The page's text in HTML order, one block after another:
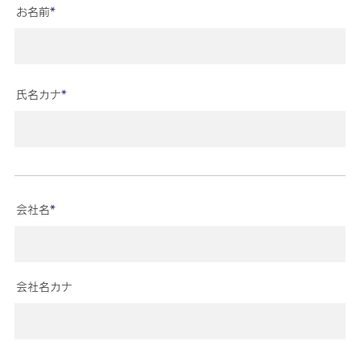
お名前*
氏名カナ*
会社名*
会社名カナ